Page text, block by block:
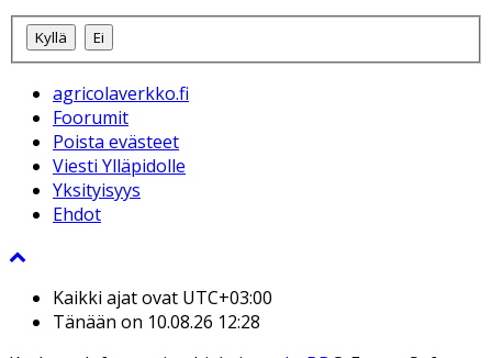
agricolaverkko.fi
Foorumit
Poista evästeet
Viesti Ylläpidolle
Yksityisyys
Ehdot
Kaikki ajat ovat UTC+03:00
Tänään on 10.08.26 12:28